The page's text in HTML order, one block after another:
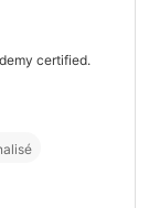
certified.